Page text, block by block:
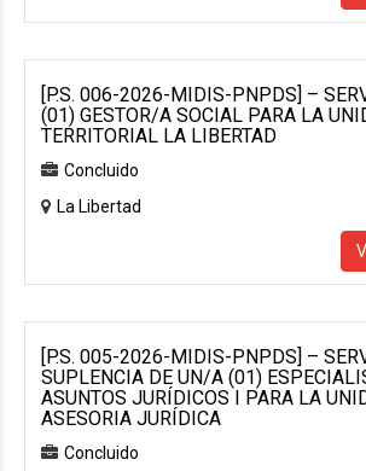
[P.S. 006-2026-MIDIS-PNPDS] –
(01) GESTOR/A SOCIAL PARA LA
TERRITORIAL LA LIBERTAD
Concluido
La Libertad
[P.S. 005-2026-MIDIS-PNPDS] –
SUPLENCIA DE UN/A (01)
ASUNTOS JURÍDICOS I PARA LA
ASESORIA JURÍDICA
Concluido